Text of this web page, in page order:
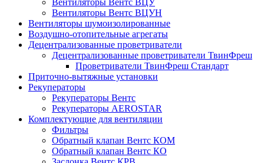
Вентиляторы Вентс ВЦУ
Вентиляторы Вентс ВЦУН
Вентиляторы шумоизолированные
Воздушно-отопительные агрегаты
Децентрализованные проветриватели
Децентрализованные проветриватели ТвинФреш
Проветриватели ТвинФреш Стандарт
Приточно-вытяжные установки
Рекуператоры
Рекуператоры Вентс
Рекуператоры AEROSTAR
Комплектующие для вентиляции
Фильтры
Обратный клапан Вентс КОМ
Обратный клапан Вентс КО